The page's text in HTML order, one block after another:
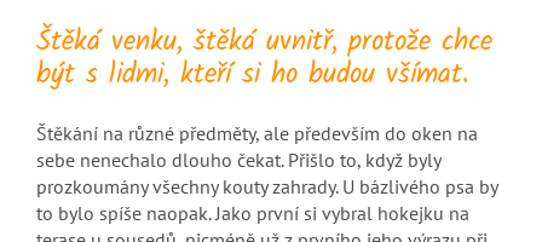
Štěká venku, štěká uvnitř, protože chce
být s lidmi, kteří si ho budou všímat.
Štěkání na různé předměty, ale především do oken na
sebe nenechalo dlouho čekat. Přišlo to, když byly
prozkoumány všechny kouty zahrady. U bázlivého psa by
to bylo spíše naopak. Jako první si vybral hokejku na